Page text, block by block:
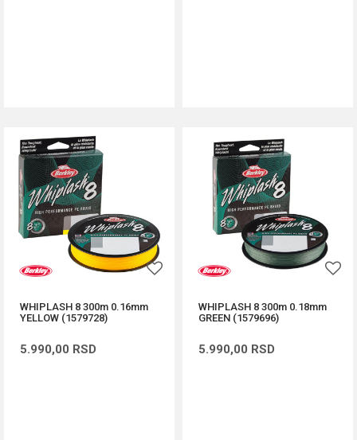
WHIPLASH 8 300m 0.16mm
YELLOW (1579728)
5.990,00 RSD
WHIPLASH 8 300m 0.18mm
GREEN (1579696)
5.990,00 RSD